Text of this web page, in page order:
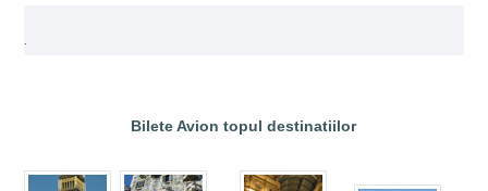
.
Bilete Avion topul destinatiilor